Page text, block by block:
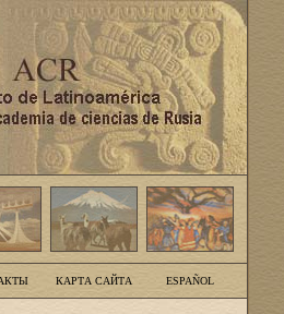
КАРТА САЙТА ESPAÑOL